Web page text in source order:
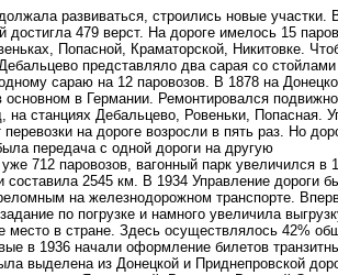
развиваться, строились новые участки.
достигла 479 верст. На дороге имелось 15
Попасной, Краматорской, Никитовке.
представляло два сарая со
сараю на 12 паровозов. В 1878 на
основном в Германии. Ремонтировался
на станциях Дебальцево, Ровеньки, Попасная.
на дороге возросли в пять раз. Но
передача с одной дороги на другую
712 паровозов, вагонный парк увеличился в
составила 2545 км. В 1934 Управление дороги
на железнодорожном транспорте.
по погрузке и намного увеличила
место в стране. Здесь осуществлялось 42%
в 1936 начали оформление билетов
выделена из Донецкой и Приднепровской